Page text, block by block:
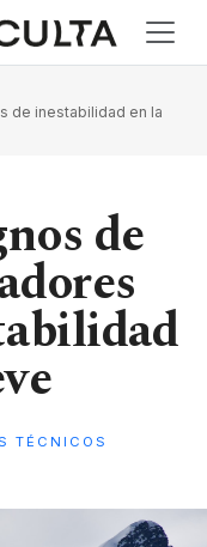
de inestabilidad en la
de
TÉCNICOS